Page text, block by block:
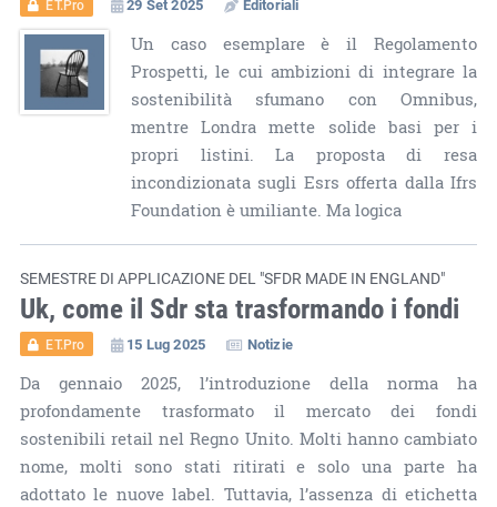
ET.Pro 29 Set 2025 Editoriali
Un caso esemplare è il Regolamento
Prospetti, le cui ambizioni di integrare la
sostenibilità sfumano con Omnibus,
mentre Londra mette solide basi per i
propri listini. La proposta di resa
incondizionata sugli Esrs offerta dalla Ifrs
Foundation è umiliante. Ma logica
SEMESTRE DI APPLICAZIONE DEL "SFDR MADE IN ENGLAND"
Uk, come il Sdr sta trasformando i fondi
ET.Pro 15 Lug 2025 Notizie
Da gennaio 2025, l’introduzione della norma ha
profondamente trasformato il mercato dei fondi
sostenibili retail nel Regno Unito. Molti hanno cambiato
nome, molti sono stati ritirati e solo una parte ha
adottato le nuove label. Tuttavia, l’assenza di etichetta